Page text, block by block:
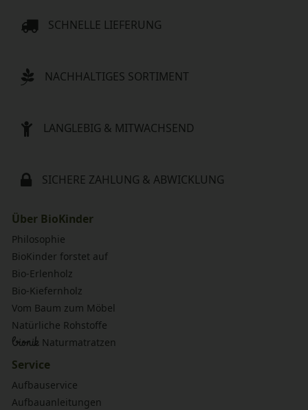
SCHNELLE LIEFERUNG
NACHHALTIGES SORTIMENT
LANGLEBIG & MITWACHSEND
SICHERE ZAHLUNG & ABWICKLUNG
Über BioKinder
Philosophie
BioKinder forstet auf
Bio-Erlenholz
Bio-Kiefernholz
Vom Baum zum Möbel
Natürliche Rohstoffe
bionik Naturmatratzen
Service
Aufbauservice
Aufbauanleitungen